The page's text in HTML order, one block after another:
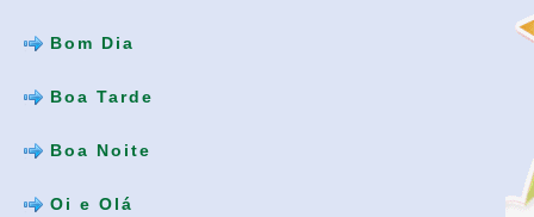
Bom Dia
Boa Tarde
Boa Noite
Oi e Olá